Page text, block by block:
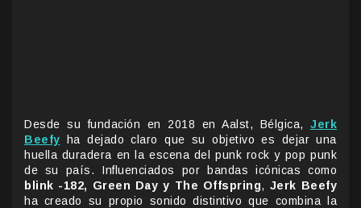
Desde su fundación en 2018 en Aalst, Bélgica, Jerk
Beefy ha dejado claro que su objetivo es dejar una
huella duradera en la escena del punk rock y pop punk
de su país. Influenciados por bandas icónicas como
blink -182, Green Day y The Offspring, Jerk Beefy
ha creado su propio sonido distintivo que combina la